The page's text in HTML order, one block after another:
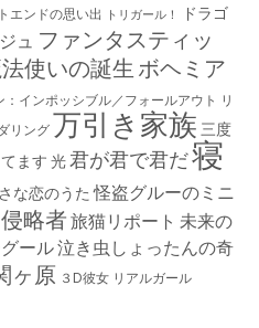
エンドの思い出 トリガール！
ドラゴ
ュ ファンタスティッ
使いの誕生 ボヘミア
：インポッシブル／フォールアウト リ
リング万引き家族 三度
ます 光君が君で君だ寝
な恋のうた 怪盗グルーのミニ
略者旅猫リポート 未来の
ール泣き虫しょったんの奇
ヶ原 ３D彼女 リアルガール